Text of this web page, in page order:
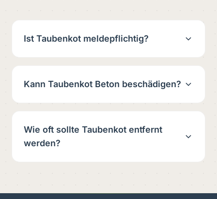
Ist Taubenkot meldepflichtig?
Kann Taubenkot Beton beschädigen?
Wie oft sollte Taubenkot entfernt
werden?